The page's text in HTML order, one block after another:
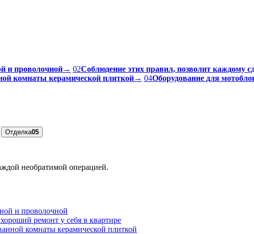
и проволочной→ 02Соблюдение этих правил, позволит каждому
комнаты керамической плиткой→ 04Оборудование для
Отделка05
необратимой операцией.
и проволочной
ремонт у себя в квартире
комнаты керамической плиткой